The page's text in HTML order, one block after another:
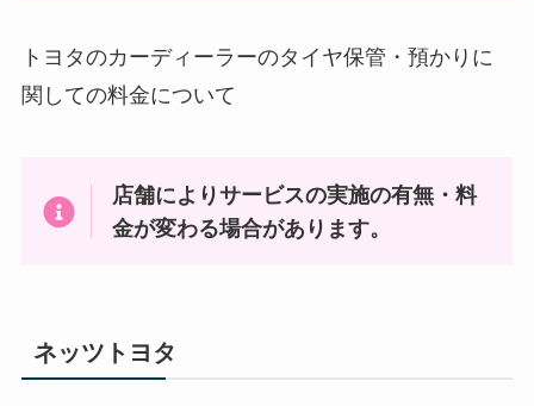
トヨタのカーディーラーのタイヤ保管・預かりに
関しての料金について
店舗によりサービスの実施の有無・料
金が変わる場合があります。
ネッツトヨタ